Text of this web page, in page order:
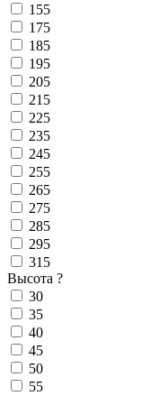
155
175
185
195
205
215
225
235
245
255
265
275
285
295
315
Высота ?
30
35
40
45
50
55